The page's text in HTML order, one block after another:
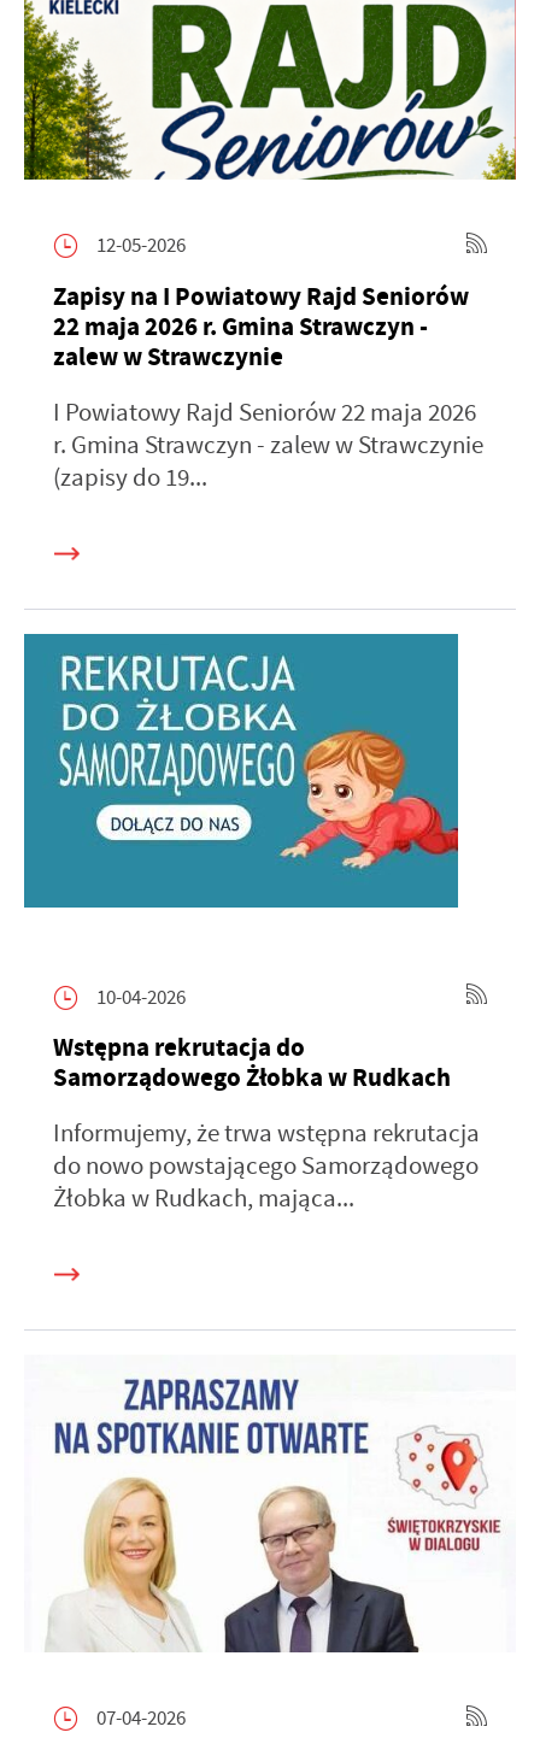
12-05-2026
Zapisy na I Powiatowy Rajd Seniorów
22 maja 2026 r. Gmina Strawczyn -
zalew w Strawczynie
I Powiatowy Rajd Seniorów 22 maja 2026
r. Gmina Strawczyn - zalew w Strawczynie
(zapisy do 19...
10-04-2026
Wstępna rekrutacja do
Samorządowego Żłobka w Rudkach
Informujemy, że trwa wstępna rekrutacja
do nowo powstającego Samorządowego
Żłobka w Rudkach, mająca...
07-04-2026